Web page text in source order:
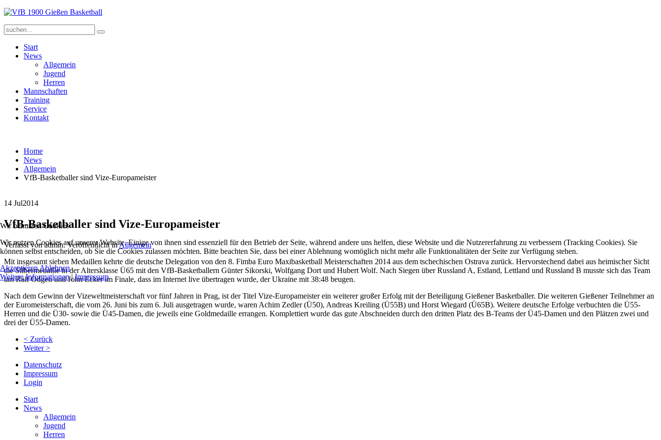
Start
News
Allgemein
Jugend
Herren
Mannschaften
Training
Service
Kontakt
Home
News
Allgemein
VfB-Basketballer sind Vize-Europameister
14 Jul2014
VfB-Basketballer sind Vize-Europameister
Verfasst von admin. Veröffentlicht inAllgemein
Mit insgesamt sieben Medaillen kehrte die deutsche Delegation von den 8. Fimba Euro Maxibasketball Meisterschaften 2014 aus dem tschechischen Ostrava zurück. Hervorstechend dabei aus heimischer Sicht
die Silbermedaille in der Altersklasse Ü65 mit den VfB-Basketballern Günter Sikorski, Wolfgang Dort und Hubert Wolf. Nach Siegen über Russland A, Estland, Lettland und Russland B musste sich das Team
um Ralf Odgen und John Ecker im Finale, dass im Internet live übertragen wurde, der Ukraine mit 38:48 beugen.
Nach dem Gewinn der Vizeweltmeisterschaft vor fünf Jahren in Prag, ist der Titel Vize-Europameister ein weiterer großer Erfolg mit der Beteiligung Gießener Basketballer. Die weiteren Gießener Teilnehmer an
der Euromeisterschaft, die vom 26. Juni bis zum 6. Juli ausgetragen wurde, waren Achim Zedler (Ü50), Andreas Kreiling (Ü55B) und Horst Wiegard (Ü65B). Weitere deutsche Erfolge verbuchten die Ü55-
Herren und die Ü30- sowie die Ü45-Damen, die jeweils eine Goldmedaille errangen. Komplettiert wurde das gute Abschneiden durch den dritten Platz des B-Teams der Ü45-Damen und den Plätzen zwei und
drei der Ü55-Damen.
< Zurück
Weiter >
Datenschutz
Impressum
Login
Start
News
Allgemein
Jugend
Herren
Wir benutzen Cookies
Wir nutzen Cookies auf unserer Website. Einige von ihnen sind essenziell für den Betrieb der Seite, während andere uns helfen, diese Website und die Nutzererfahrung zu verbessern (Tracking Cookies). Sie
können selbst entscheiden, ob Sie die Cookies zulassen möchten. Bitte beachten Sie, dass bei einer Ablehnung womöglich nicht mehr alle Funktionalitäten der Seite zur Verfügung stehen.
Akzeptieren Ablehnen
Weitere Informationen|Impressum